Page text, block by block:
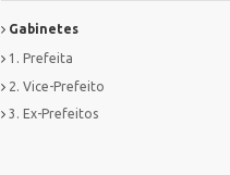
Gabinetes
1. Prefeita
2. Vice-Prefeito
3. Ex-Prefeitos